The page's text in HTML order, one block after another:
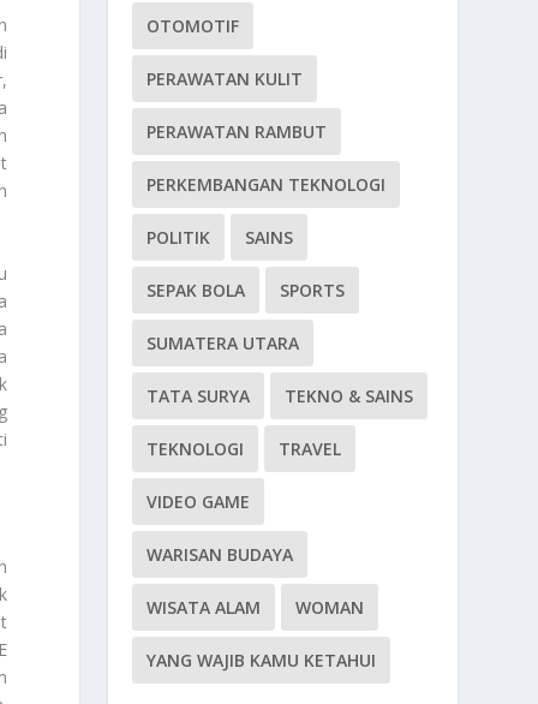
OTOMOTIF
PERAWATAN KULIT
PERAWATAN RAMBUT
PERKEMBANGAN TEKNOLOGI
POLITIK SAINS
SEPAK BOLA SPORTS
SUMATERA UTARA
TATA SURYA TEKNO & SAINS
TEKNOLOGI TRAVEL
VIDEO GAME
WARISAN BUDAYA
WISATA ALAM WOMAN
YANG WAJIB KAMU KETAHUI